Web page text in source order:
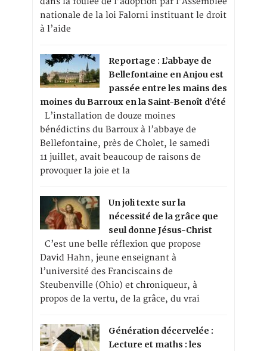
nationale de la loi Falorni instituant le droit
à l’aide
Reportage : L’abbaye de
Bellefontaine en Anjou est
passée entre les mains des
moines du Barroux en la Saint-Benoît d’été
L’installation de douze moines
bénédictins du Barroux à l’abbaye de
Bellefontaine, près de Cholet, le samedi
11 juillet, avait beaucoup de raisons de
provoquer la joie et la
Un joli texte sur la
nécessité de la grâce que
seul donne Jésus-Christ
C’est une belle réflexion que propose
David Hahn, jeune enseignant à
l’université des Franciscains de
Steubenville (Ohio) et chroniqueur, à
propos de la vertu, de la grâce, du vrai
Génération décervelée :
Lecture et maths : les